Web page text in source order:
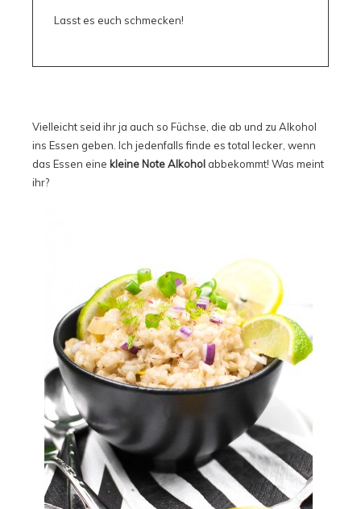
Lasst es euch schmecken!
Vielleicht seid ihr ja auch so Füchse, die ab und zu Alkohol
ins Essen geben. Ich jedenfalls finde es total lecker, wenn
das Essen eine kleine Note Alkohol abbekommt! Was meint
ihr?